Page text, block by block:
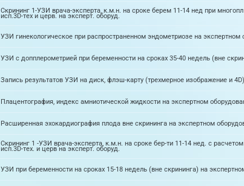
Скрининг 1-УЗИ врача-эксперта, к.м.н. на сроке берем 11-14 нед при
исп.3D-тех и церв. на эксперт. оборуд.
УЗИ гинекологическое при распространенном эндометриозе на экспертном
УЗИ с допплерометрией при беременности на сроках 35-40 недель (вне
Запись результатов УЗИ на диск, флэш-карту (трехмерное изображение и
Плацентография, индекс амниотической жидкости на экспертном
Расширенная эхокардиография плода вне скрининга на экспертном
Скрининг 1 -УЗИ врача-эксперта, к.м.н. на сроке бер-ти 11-14 нед. с
исп.3D-тех. и церв на эксперт. оборуд.
УЗИ при беременности на сроках 15-18 недель (вне скрининга) на